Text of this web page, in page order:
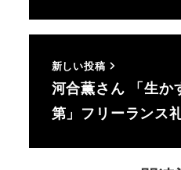
新しい投稿
河合薫さん 「生か
第」フリーランス